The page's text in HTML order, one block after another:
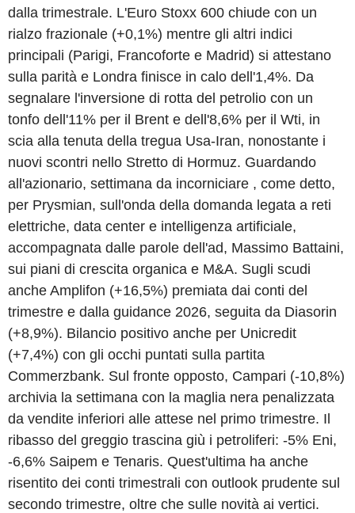
dalla trimestrale. L'Euro Stoxx 600 chiude con un
rialzo frazionale (+0,1%) mentre gli altri indici
principali (Parigi, Francoforte e Madrid) si attestano
sulla parità e Londra finisce in calo dell'1,4%. Da
segnalare l'inversione di rotta del petrolio con un
tonfo dell'11% per il Brent e dell'8,6% per il Wti, in
scia alla tenuta della tregua Usa-Iran, nonostante i
nuovi scontri nello Stretto di Hormuz. Guardando
all'azionario, settimana da incorniciare , come detto,
per Prysmian, sull'onda della domanda legata a reti
elettriche, data center e intelligenza artificiale,
accompagnata dalle parole dell'ad, Massimo Battaini,
sui piani di crescita organica e M&A. Sugli scudi
anche Amplifon (+16,5%) premiata dai conti del
trimestre e dalla guidance 2026, seguita da Diasorin
(+8,9%). Bilancio positivo anche per Unicredit
(+7,4%) con gli occhi puntati sulla partita
Commerzbank. Sul fronte opposto, Campari (-10,8%)
archivia la settimana con la maglia nera penalizzata
da vendite inferiori alle attese nel primo trimestre. Il
ribasso del greggio trascina giù i petroliferi: -5% Eni,
-6,6% Saipem e Tenaris. Quest'ultima ha anche
risentito dei conti trimestrali con outlook prudente sul
secondo trimestre, oltre che sulle novità ai vertici.